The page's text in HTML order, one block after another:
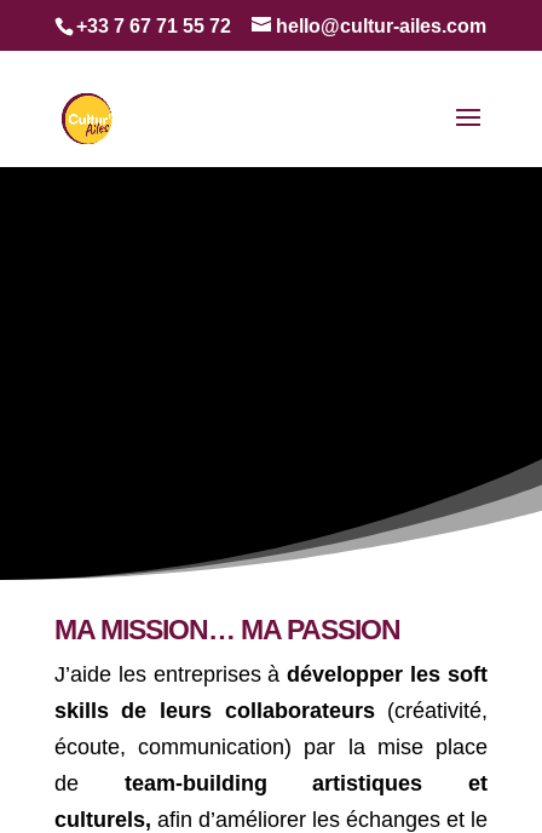
+33 7 67 71 55 72 hello@cultur-ailes.com
MA MISSION… MA PASSION
J’aide les entreprises àdévelopper les soft
skills de leurs collaborateurs (créativité,
écoute, communication) par la mise place
de team-building artistiques et
culturels, afin d’améliorer les échanges et le